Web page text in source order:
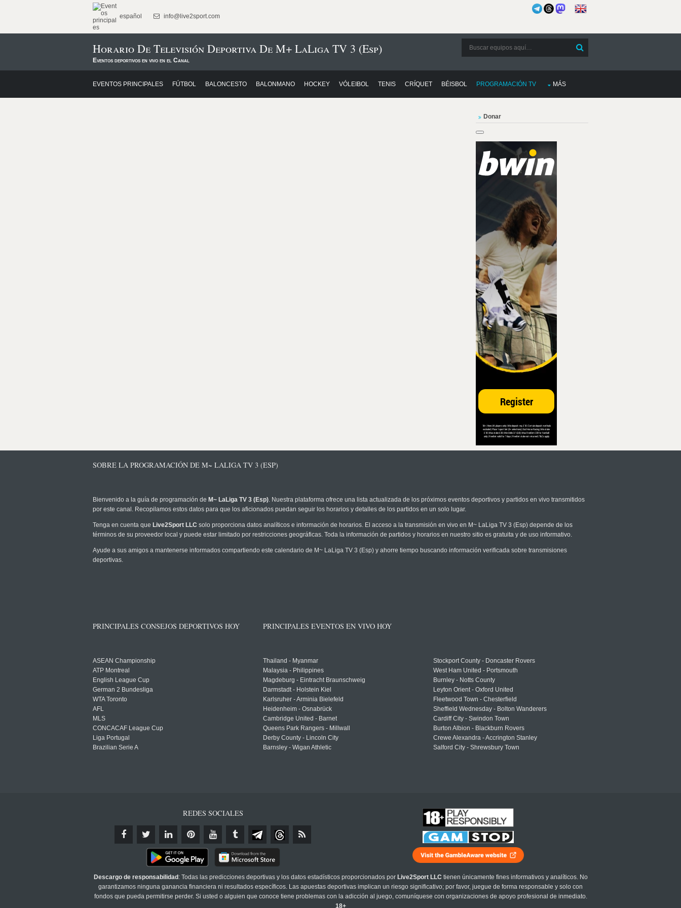
español info@live2sport.com
Horario De Televisión Deportiva De M+ LaLiga TV 3 (Esp)
Eventos deportivos en vivo en el Canal
EVENTOS PRINCIPALES FÚTBOL BALONCESTO BALONMANO HOCKEY VÓLEIBOL TENIS CRÍQUET BÉISBOL PROGRAMACIÓN TV MÁS
Donar
SOBRE LA PROGRAMACIÓN DE M~ LALIGA TV 3 (ESP)
Bienvenido a la guía de programación de M~ LaLiga TV 3 (Esp). Nuestra plataforma ofrece una lista actualizada de los próximos eventos deportivos y partidos en vivo transmitidos
por este canal. Recopilamos estos datos para que los aficionados puedan seguir los horarios y detalles de los partidos en un solo lugar.
Tenga en cuenta que Live2Sport LLC solo proporciona datos analíticos e información de horarios. El acceso a la transmisión en vivo en M~ LaLiga TV 3 (Esp) depende de los
términos de su proveedor local y puede estar limitado por restricciones geográficas. Toda la información de partidos y horarios en nuestro sitio es gratuita y de uso informativo.
Ayude a sus amigos a mantenerse informados compartiendo este calendario de M~ LaLiga TV 3 (Esp) y ahorre tiempo buscando información verificada sobre transmisiones
deportivas.
PRINCIPALES CONSEJOS DEPORTIVOS HOY
ASEAN Championship
ATP Montreal
English League Cup
German 2 Bundesliga
WTA Toronto
AFL
MLS
CONCACAF League Cup
Liga Portugal
Brazilian Serie A
PRINCIPALES EVENTOS EN VIVO HOY
Thailand - Myanmar
Malaysia - Philippines
Magdeburg - Eintracht Braunschweig
Darmstadt - Holstein Kiel
Karlsruher - Arminia Bielefeld
Heidenheim - Osnabrück
Cambridge United - Barnet
Queens Park Rangers - Millwall
Derby County - Lincoln City
Barnsley - Wigan Athletic
Stockport County - Doncaster Rovers
West Ham United - Portsmouth
Burnley - Notts County
Leyton Orient - Oxford United
Fleetwood Town - Chesterfield
Sheffield Wednesday - Bolton Wanderers
Cardiff City - Swindon Town
Burton Albion - Blackburn Rovers
Crewe Alexandra - Accrington Stanley
Salford City - Shrewsbury Town
REDES SOCIALES
Descargo de responsabilidad : Todas las predicciones deportivas y los datos estadísticos proporcionados por Live2Sport LLC tienen únicamente fines informativos y analíticos. No
garantizamos ninguna ganancia financiera ni resultados específicos. Las apuestas deportivas implican un riesgo significativo; por favor, juegue de forma responsable y solo con
fondos que pueda permitirse perder. Si usted o alguien que conoce tiene problemas con la adicción al juego, comuníquese con organizaciones de apoyo profesional de inmediato.
18+